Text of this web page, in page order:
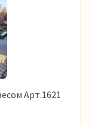
Арт.1621